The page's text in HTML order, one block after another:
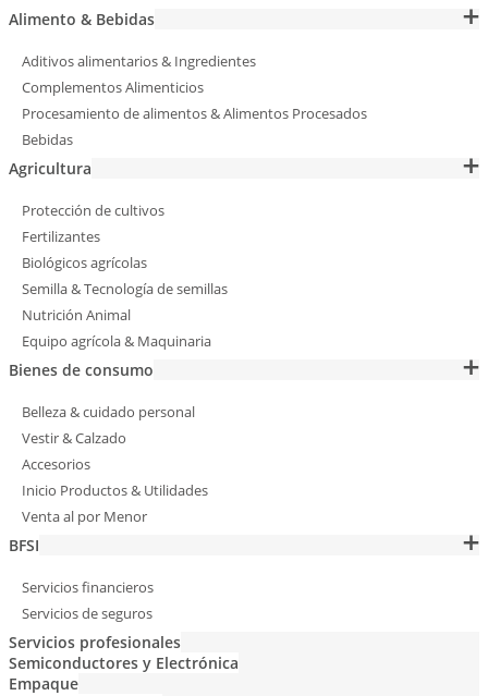
Alimento & Bebidas
Aditivos alimentarios & Ingredientes
Complementos Alimenticios
Procesamiento de alimentos & Alimentos Procesados
Bebidas
Agricultura
Protección de cultivos
Fertilizantes
Biológicos agrícolas
Semilla & Tecnología de semillas
Nutrición Animal
Equipo agrícola & Maquinaria
Bienes de consumo
Belleza & cuidado personal
Vestir & Calzado
Accesorios
Inicio Productos & Utilidades
Venta al por Menor
BFSI
Servicios financieros
Servicios de seguros
Servicios profesionales
Semiconductores y Electrónica
Empaque